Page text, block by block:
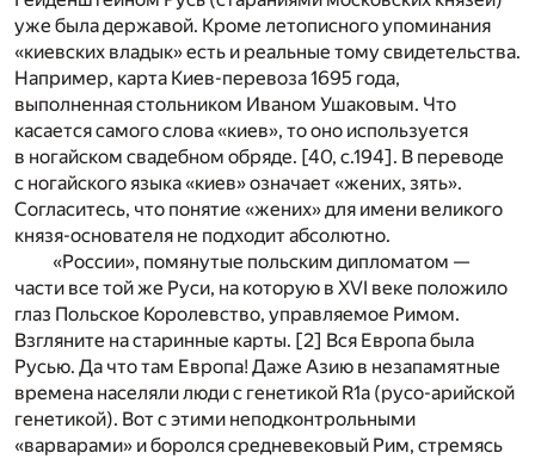
уже была державой. Кроме летописного упоминания
«киевских владык» есть и реальные тому свидетельства.
Например, карта Киев-перевоза 1695 года,
выполненная стольником Иваном Ушаковым. Что
касается самого слова «киев», то оно используется
в ногайском свадебном обряде. [40, с.194]. В переводе
с ногайского языка «киев» означает «жених, зять».
Согласитесь, что понятие «жених» для имени великого
князя-основателя не подходит абсолютно.
«России», помянутые польским дипломатом —
части все той же Руси, на которую в XVI веке положило
глаз Польское Королевство, управляемое Римом.
Взгляните на старинные карты. [2] Вся Европа была
Русью. Да что там Европа! Даже Азию в незапамятные
времена населяли люди с генетикой R1a (русо-арийской
генетикой). Вот с этими неподконтрольными
«варварами» и боролся средневековый Рим, стремясь